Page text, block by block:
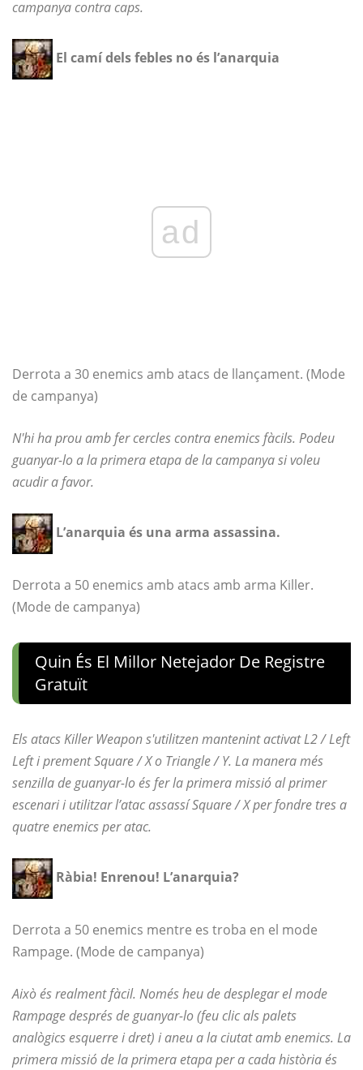
campanya contra caps.
El camí dels febles no és l’anarquia
ad
Derrota a 30 enemics amb atacs de llançament. (Mode
de campanya)
N'hi ha prou amb fer cercles contra enemics fàcils. Podeu
guanyar-lo a la primera etapa de la campanya si voleu
acudir a favor.
L’anarquia és una arma assassina.
Derrota a 50 enemics amb atacs amb arma Killer.
(Mode de campanya)
Quin És El Millor Netejador De Registre
Gratuït
Els atacs Killer Weapon s'utilitzen mantenint activat L2 / Left
Left i prement Square / X o Triangle / Y. La manera més
senzilla de guanyar-lo és fer la primera missió al primer
escenari i utilitzar l’atac assassí Square / X per fondre tres a
quatre enemics per atac.
Ràbia! Enrenou! L’anarquia?
Derrota a 50 enemics mentre es troba en el mode
Rampage. (Mode de campanya)
Això és realment fàcil. Només heu de desplegar el mode
Rampage després de guanyar-lo (feu clic als palets
analògics esquerre i dret) i aneu a la ciutat amb enemics. La
primera missió de la primera etapa per a cada història és